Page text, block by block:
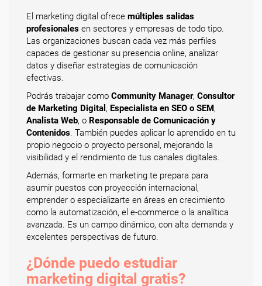
El marketing digital ofrece múltiples salidas
profesionales en sectores y empresas de todo tipo.
Las organizaciones buscan cada vez más perfiles
capaces de gestionar su presencia online, analizar
datos y diseñar estrategias de comunicación
efectivas.
Podrás trabajar como Community Manager, Consultor
de Marketing Digital , Especialista en SEO o SEM,
Analista Web, o Responsable de Comunicación y
Contenidos. También puedes aplicar lo aprendido en tu
propio negocio o proyecto personal, mejorando la
visibilidad y el rendimiento de tus canales digitales.
Además, formarte en marketing te prepara para
asumir puestos con proyección internacional,
emprender o especializarte en áreas en crecimiento
como la automatización, el e-commerce o la analítica
avanzada. Es un campo dinámico, con alta demanda y
excelentes perspectivas de futuro.
¿Dónde puedo estudiar
marketing digital gratis?